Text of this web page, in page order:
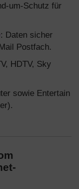
um-Schutz für
: Daten sicher
Postfach.
HDTV, Sky
sowie Entertain